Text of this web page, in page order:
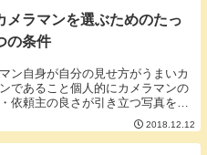
メラマンを選ぶためのたっ
の条件
ン自身が自分の見せ方がうまいカ
であること個人的にカメラマンの
依頼主の良さが引き立つ写真を撮
・依頼主が自然な感じの写真を撮る
だと思います。カメラマン自身が
さを引き出せていないのに依頼主
2018.12.12